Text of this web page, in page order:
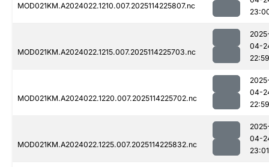
MOD021KM.A2024022.1210.007.2025114225807.nc
MOD021KM.A2024022.1215.007.2025114225703.nc
04-
22:59
MOD021KM.A2024022.1220.007.2025114225702.nc
04-
22:59
MOD021KM.A2024022.1225.007.2025114225832.nc
04-
23:01